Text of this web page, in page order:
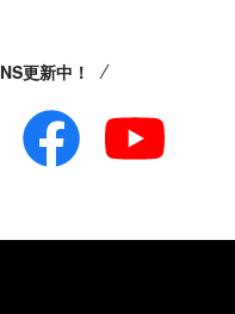
更新中！